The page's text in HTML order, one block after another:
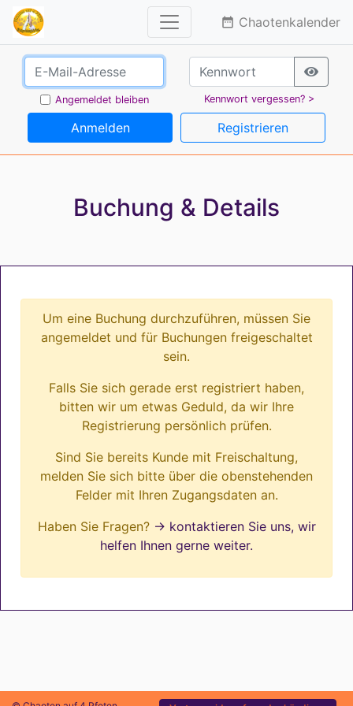
date_range Chaotenkalender
Angemeldet bleiben Kennwort vergessen? >
Anmelden Registrieren
Buchung & Details
Um eine Buchung durchzuführen, müssen Sie
angemeldet und für Buchungen freigeschaltet
sein.
Falls Sie sich gerade erst registriert haben,
bitten wir um etwas Geduld, da wir Ihre
Registrierung persönlich prüfen.
Sind Sie bereits Kunde mit Freischaltung,
melden Sie sich bitte über die obenstehenden
Felder mit Ihren Zugangsdaten an.
Haben Sie Fragen? → kontaktieren Sie uns, wir
helfen Ihnen gerne weiter.